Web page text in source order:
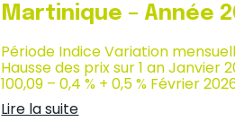
t
o
n
e
n
G
Martinique – Année
Période Indice Variation
Hausse des prix sur 1 an Janvier
100,09 – 0,4 % + 0,5 % Février
Lire la suite